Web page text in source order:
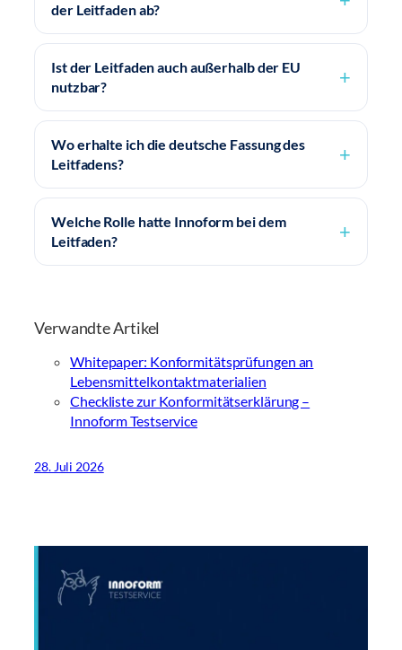
der Leitfaden ab?
Ist der Leitfaden auch außerhalb der EU
nutzbar?
Wo erhalte ich die deutsche Fassung des
Leitfadens?
Welche Rolle hatte Innoform bei dem
Leitfaden?
Verwandte Artikel
Whitepaper: Konformitätsprüfungen an
Lebensmittelkontaktmaterialien
Checkliste zur Konformitätserklärung –
Innoform Testservice
28. Juli 2026